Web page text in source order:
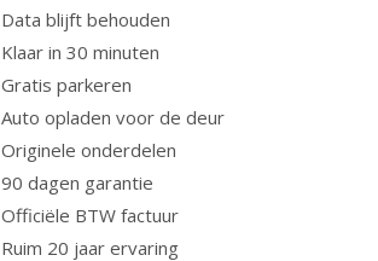
Data blijft behouden
Klaar in 30 minuten
Gratis parkeren
Auto opladen voor de deur
Originele onderdelen
90 dagen garantie
Officiële BTW factuur
Ruim 20 jaar ervaring